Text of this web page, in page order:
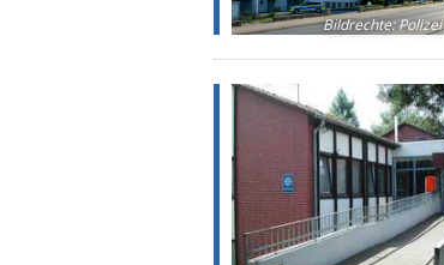
Bildrechte:Polizei